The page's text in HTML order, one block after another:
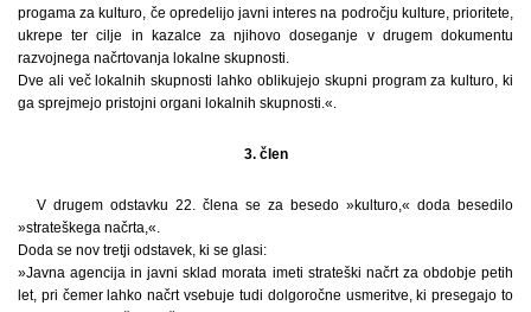
progama za kulturo, če opredelijo javni interes na področju kulture, prioritete,
ukrepe ter cilje in kazalce za njihovo doseganje v drugem dokumentu
razvojnega načrtovanja lokalne skupnosti.
Dve ali več lokalnih skupnosti lahko oblikujejo skupni program za kulturo, ki
ga sprejmejo pristojni organi lokalnih skupnosti.«.
3. člen
V drugem odstavku 22. člena se za besedo »kulturo,« doda besedilo
»strateškega načrta,«.
Doda se nov tretji odstavek, ki se glasi:
»Javna agencija in javni sklad morata imeti strateški načrt za obdobje petih
let, pri čemer lahko načrt vsebuje tudi dolgoročne usmeritve, ki presegajo to